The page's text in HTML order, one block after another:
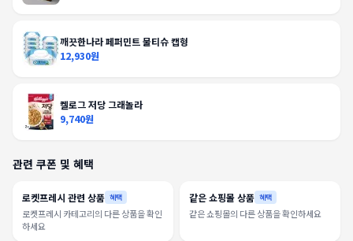
깨끗한나라 페퍼민트 물티슈 캡형
12,930원
켈로그 저당 그래놀라
9,740원
관련 쿠폰 및 혜택
로켓프레시 관련 상품 혜택
로켓프레시 카테고리의 다른 상품을 확인
하세요
같은 쇼핑몰 상품 혜택
같은 쇼핑몰의 다른 상품을 확인하세요